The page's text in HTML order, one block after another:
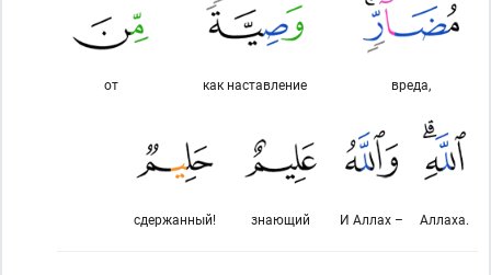
вреда,
как наставление
от
Аллаха.
И Аллах –
знающий
сдержанный!